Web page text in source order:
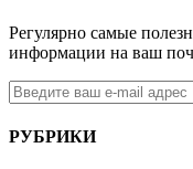
Регулярно самые
информации на ваш
РУБРИКИ